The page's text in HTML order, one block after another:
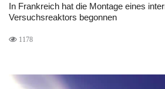
In Frankreich hat die Montage eines
Versuchsreaktors begonnen
1178